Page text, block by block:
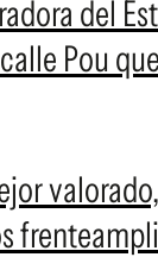
del
Pou